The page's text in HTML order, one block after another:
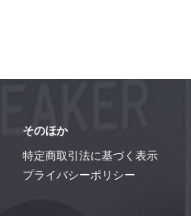
そのほか
特定商取引法に基づく表示
プライバシーポリシー